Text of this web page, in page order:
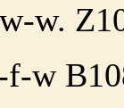
w.
w